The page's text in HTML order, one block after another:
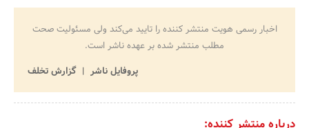
اخبار رسمی هویت منتشر کننده را تایید می‌کند ولی مسئولیت صحت
مطلب منتشر شده بر عهده ناشر است.
پروفایل ناشر
گزارش تخلف
درباره منتشر کننده: